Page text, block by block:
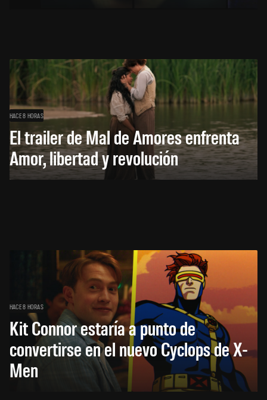
HACE 8 HORAS
El trailer de Mal de Amores enfrenta
Amor, libertad y revolución
HACE 8 HORAS
Kit Connor estaría a punto de
convertirse en el nuevo Cyclops de X-
Men